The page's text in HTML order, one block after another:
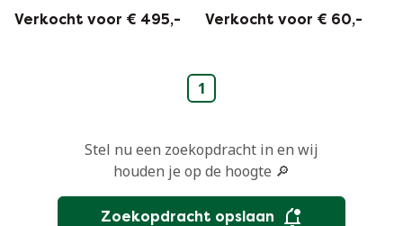
hanglamp Temde
Verkocht voor € 495,-
hanglamp - bamboe
Verkocht voor € 60,-
1
Stel nu een zoekopdracht in en wij
houden je op de hoogte 🔎
Zoekopdracht opslaan